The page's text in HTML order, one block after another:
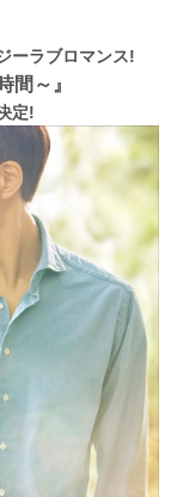
ーラブロマンス!
間～』
定!